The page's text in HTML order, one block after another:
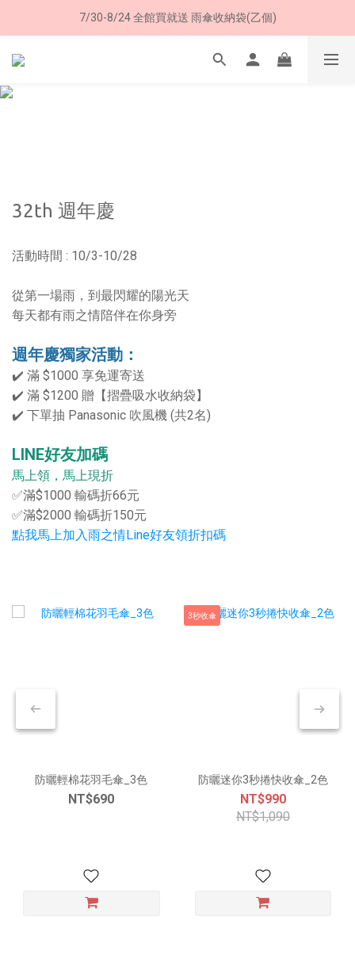
8/8 父親節限定 超商取貨免運費
7/30-8/24 全館買就送 雨傘收納袋(乙個)
8/8 父親節限定 超商取貨免運費
32th 週年慶
活動時間 : 10/3-10/28
從第一場雨，到最閃耀的陽光天
每天都有雨之情陪伴在你身旁
週年慶獨家活動：
✔️ 滿 $1000 享免運寄送
✔️ 滿 $1200 贈【摺疊吸水收納袋】
✔️ 下單抽 Panasonic 吹風機 (共2名)
LINE好友加碼
馬上領，馬上現折
✅滿$1000 輸碼折66元
✅滿$2000 輸碼折150元
點我馬上加入雨之情Line好友領折扣碼
防曬輕棉花羽毛傘_3色
NT$690
3秒收傘
防曬迷你3秒捲快收傘_2色
NT$990
NT$1,090